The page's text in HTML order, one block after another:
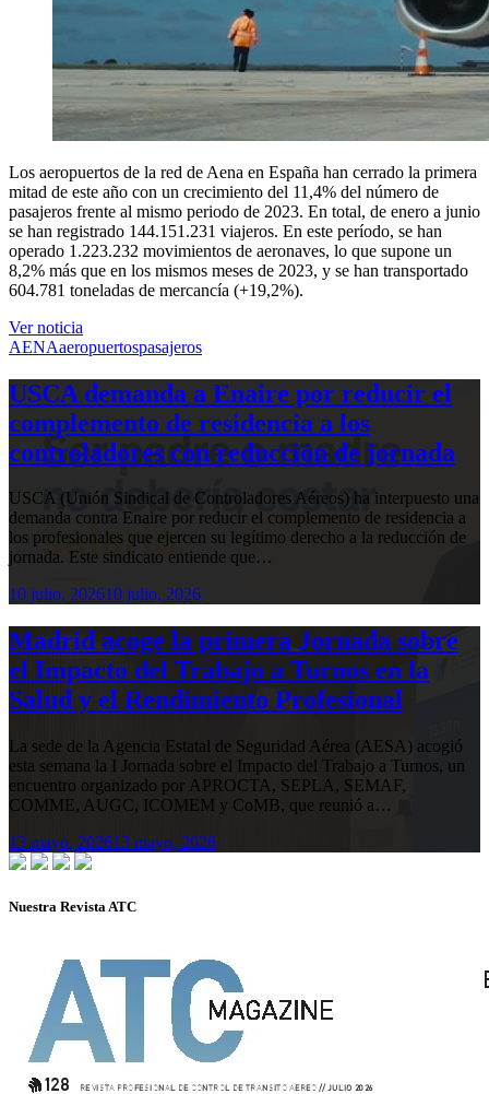
Los aeropuertos de la red de Aena en España han cerrado la primera
mitad de este año con un crecimiento del 11,4% del número de
pasajeros frente al mismo periodo de 2023. En total, de enero a junio
se han registrado 144.151.231 viajeros. En este período, se han
operado 1.223.232 movimientos de aeronaves, lo que supone un
8,2% más que en los mismos meses de 2023, y se han transportado
604.781 toneladas de mercancía (+19,2%).
Ver noticia
AENAaeropuertospasajeros
USCA demanda a Enaire por reducir el
complemento de residencia a los
controladores con reducción de jornada
USCA (Unión Sindical de Controladores Aéreos) ha interpuesto una
demanda contra Enaire por reducir el complemento de residencia a
los profesionales que ejercen su legítimo derecho a la reducción de
jornada. Este sindicato entiende que…
10 julio, 202610 julio, 2026
Madrid acoge la primera Jornada sobre
el Impacto del Trabajo a Turnos en la
Salud y el Rendimiento Profesional
La sede de la Agencia Estatal de Seguridad Aérea (AESA) acogió
esta semana la I Jornada sobre el Impacto del Trabajo a Turnos, un
encuentro organizado por APROCTA, SEPLA, SEMAF,
COMME, AUGC, ICOMEM y CoMB, que reunió a…
13 mayo, 202613 mayo, 2026
Nuestra Revista ATC